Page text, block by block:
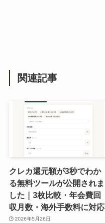
関連記事
クレカ還元額が3秒でわか
る無料ツールが公開されま
した｜3枚比較・年会費回
収月数・海外手数料に対応
2026年5月26日